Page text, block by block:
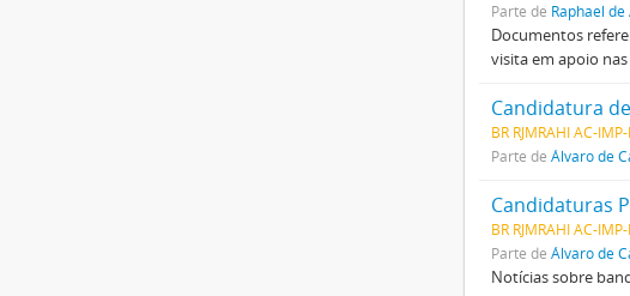
Parte de Raphael
Documentos
visita em apoio
Candidatura
BR RJMRAHI AC-
Parte de Álvaro de
Candidaturas
BR RJMRAHI AC-
Parte de Álvaro de
Notícias sobre